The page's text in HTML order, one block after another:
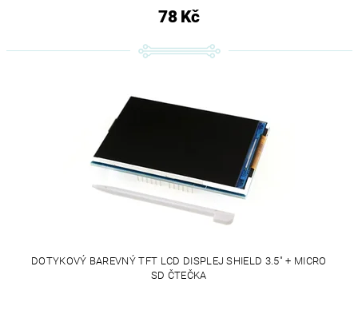
78 Kč
DOTYKOVÝ BAREVNÝ TFT LCD DISPLEJ SHIELD 3.5" + MICRO
SD ČTEČKA